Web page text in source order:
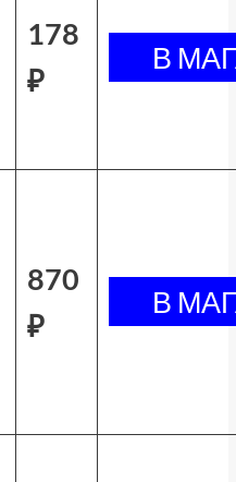
178
₽
870
₽